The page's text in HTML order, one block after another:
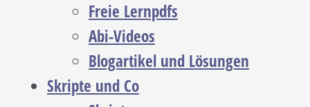
Freie Lernpdfs
Abi-Videos
Blogartikel und Lösungen
Skripte und Co